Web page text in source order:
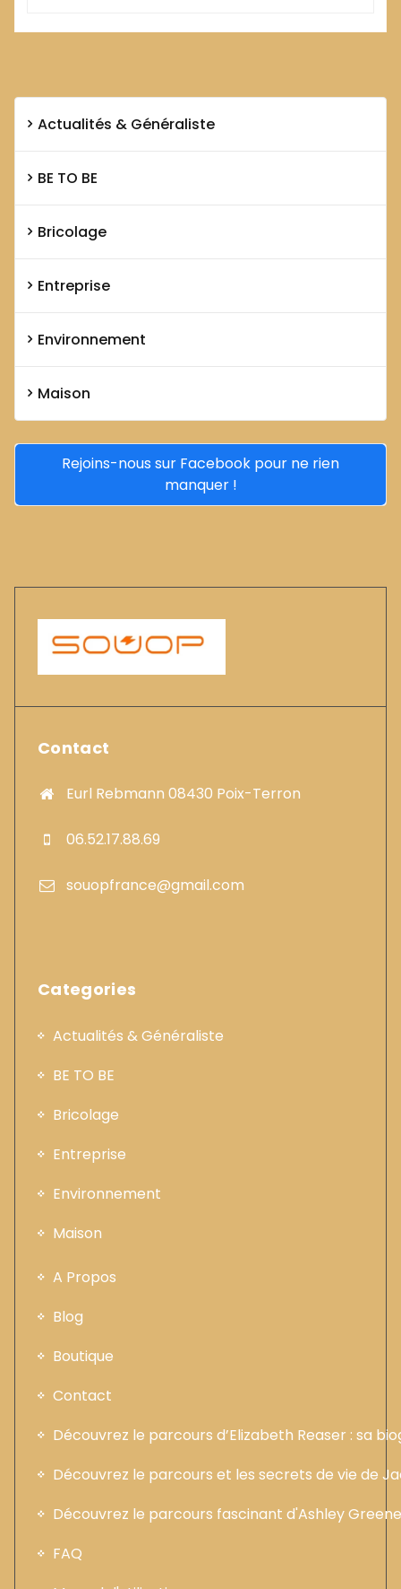
Actualités & Généraliste
BE TO BE
Bricolage
Entreprise
Environnement
Maison
Rejoins-nous sur Facebook pour ne rien
manquer !
Contact
Eurl Rebmann 08430 Poix-Terron
06.52.17.88.69
souopfrance@gmail.com
Categories
Actualités & Généraliste
BE TO BE
Bricolage
Entreprise
Environnement
Maison
A Propos
Blog
Boutique
Contact
Découvrez le parcours d’Elizabeth Reaser : sa
Découvrez le parcours et les secrets de vie de
Découvrez le parcours fascinant d'Ashley
FAQ